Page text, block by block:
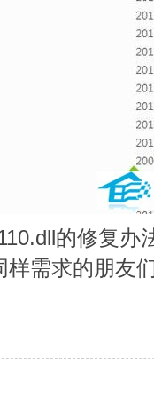
的修复办
样需求的朋友